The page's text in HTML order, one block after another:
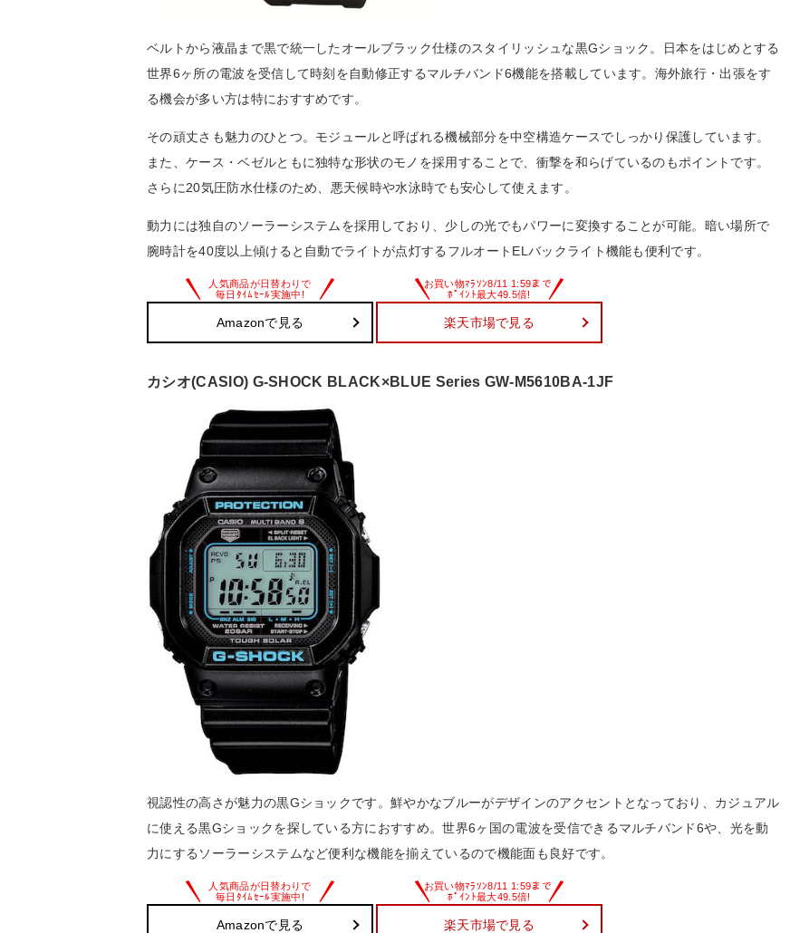
ベルトから液晶まで黒で統一したオールブラック仕様のスタイリッシュな黒Gショック。日本をはじめとする
世界6ヶ所の電波を受信して時刻を自動修正するマルチバンド6機能を搭載しています。海外旅行・出張をす
る機会が多い方は特におすすめです。
その頑丈さも魅力のひとつ。モジュールと呼ばれる機械部分を中空構造ケースでしっかり保護しています。
また、ケース・ベゼルともに独特な形状のモノを採用することで、衝撃を和らげているのもポイントです。
さらに20気圧防水仕様のため、悪天候時や水泳時でも安心して使えます。
動力には独自のソーラーシステムを採用しており、少しの光でもパワーに変換することが可能。暗い場所で
腕時計を40度以上傾けると自動でライトが点灯するフルオートELバックライト機能も便利です。
Amazonで見る 楽天市場で見る
カシオ(CASIO) G-SHOCK BLACK×BLUE Series GW-M5610BA-1JF
視認性の高さが魅力の黒Gショックです。鮮やかなブルーがデザインのアクセントとなっており、カジュアル
に使える黒Gショックを探している方におすすめ。世界6ヶ国の電波を受信できるマルチバンド6や、光を動
力にするソーラーシステムなど便利な機能を揃えているので機能面も良好です。
Amazonで見る 楽天市場で見る